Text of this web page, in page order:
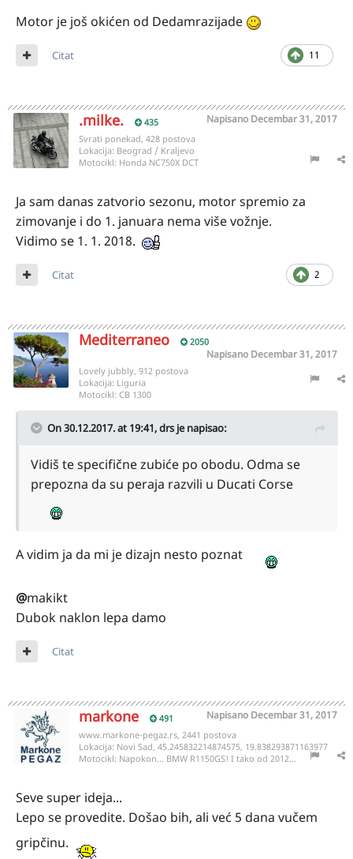
Motor je još okićen od Dedamrazijade
11
Citat
.milke. 435 Napisano Decembar 31, 2017
Svrati ponekad, 428 postova
Lokacija: Beograd / Kraljevo
Motocikl: Honda NC750X DCT
Ja sam danas zatvorio sezonu, motor spremio za
zimovanje i do 1. januara nema više vožnje.
Vidimo se 1. 1. 2018.
2
Citat
Mediterraneo 2050
Napisano Decembar 31, 2017
Lovely jubbly, 912 postova
Lokacija: Liguria
Motocikl: CB 1300
On 30.12.2017. at 19:41,drs je napisao:
Vidiš te specifične zubiće po obodu. Odma se
prepozna da su peraja razvili u Ducati Corse
A vidim ja da mi je dizajn nesto poznat
@makikt
Dubok naklon lepa damo
Citat
markone 491 Napisano Decembar 31, 2017
www.markone-pegaz.rs, 2441 postova
Lokacija: Novi Sad, 45.245832214874575, 19.838293871163977
Motocikl: Napokon... BMW R1150GS! I tako od 2012...
Seve super ideja...
Lepo se provedite. Došao bih, ali već 5 dana vučem
gripčinu.